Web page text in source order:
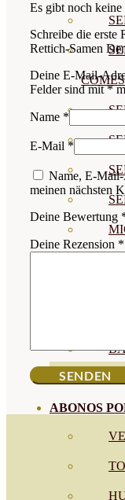
ABONOS
Es gibt noch keine
Schreibe die erste
Rettich-Samen
Deine E-Mail-
Felder sind mit*
Name *
E-Mail *
Name, E-Mail-
meinen nächsten
Deine Bewertung
Deine Rezension *